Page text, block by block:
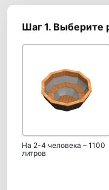
Шаг 1. Выберите
На 2-4 человека – 1100
литров